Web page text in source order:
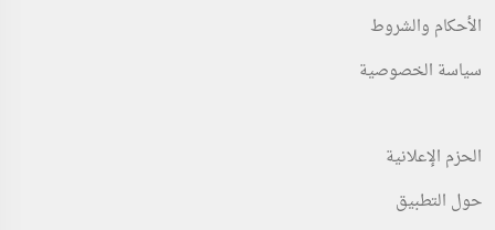
الأحكام والشروط
سياسة الخصوصية
الحزم الإعلانية
حول التطبيق